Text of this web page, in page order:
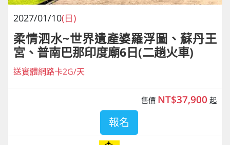
2027/01/10(日)
柔情泗水~世界遺產婆羅浮圖、蘇丹王
宮、普南巴那印度廟6日(二趟火車)
送實體網路卡2G/天
售價 NT$37,900 起
報名